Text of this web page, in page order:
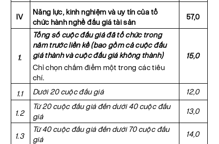
IV
Năng lực, kinh nghiệm và uy tín của tổ
chức hành nghề đấu giá tài sản
57,0
1.
Tổng số cuộc đấu giá đã tổ chức trong
năm trước liền kề (bao gồm cả cuộc đấu
giá thành và cuộc đấu giá không thành)
Chỉ chọn chấm điểm một trong các tiêu
chí.
15,0
1.1 Dưới 20 cuộc đấu giá 12,0
1.2
Từ 20 cuộc đấu giá đến dưới 40 cuộc đấu
giá
13,0
1.3
Từ 40 cuộc đấu giá đến dưới 70 cuộc đấu
giá
14,0